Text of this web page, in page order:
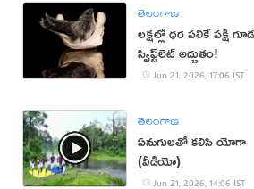
తెలంగాణ
లక్షల్లో ధర పలికే పక్షి
స్విఫ్ట్‌లెట్ అద్భుతం!
Jun 21, 2026, 17:06 IST
తెలంగాణ
ఏనుగులతో కలిసి యోగా
(వీడియో)
Jun 21, 2026, 14:06 IST